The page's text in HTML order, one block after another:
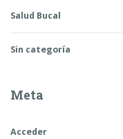
Salud Bucal
Sin categoría
Meta
Acceder